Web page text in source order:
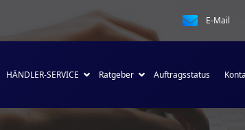
E-Mail
HÄNDLER-SERVICE Ratgeber Auftragsstatus